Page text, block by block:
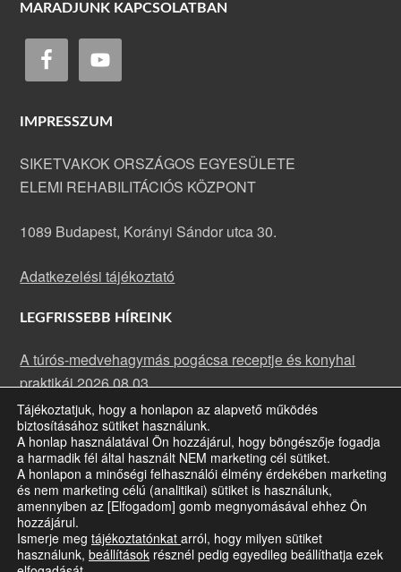
MARADJUNK KAPCSOLATBAN
IMPRESSZUM
SIKETVAKOK ORSZÁGOS EGYESÜLETE
ELEMI REHABILITÁCIÓS KÖZPONT
1089 Budapest, Korányi Sándor utca 30.
Adatkezelési tájékoztató
LEGFRISSEBB HÍREINK
A túrós-medvehagymás pogácsa receptje és konyhai
praktikái2026.08.03.
A rakott karfiol receptje és konyhai praktikái2026.07.13.
Májusi rehabilitációs klub: fókuszban a szemünk
egészsége2026.07.09.
A honlap jogtulajdonosa a Siketvakok Országos Egyesülete ·
jogok fenntartva· Copyright © 2026
Tájékoztatjuk, hogy a honlapon az alapvető működés
biztosításához sütiket használunk.
A honlap használatával Ön hozzájárul, hogy böngészője fogadja
a harmadik fél által használt NEM marketing cél sütiket.
A honlapon a minőségi felhasználói élmény érdekében marketing
és nem marketing célú (analitikai) sütiket is használunk,
amennyiben az [Elfogadom] gomb megnyomásával ehhez Ön
hozzájárul.
Ismerje meg tájékoztatónkat arról, hogy milyen sütiket
használunk, beállítások résznél pedig egyedileg beállíthatja ezek